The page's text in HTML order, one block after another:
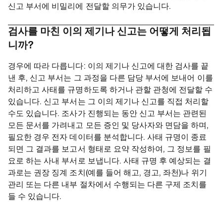
신고 부서에 비밀리에 전달할 의무가 있습니다.
검사를 마친 이의 제기나 신고는 어떻게 처리됩
니까?
경우에 따라 다릅니다: 이의 제기나 신고에 대한 검사를 끝
낸 후, 신고 부서는 그 과정을 다른 담당 부서에 보내어 이를
처리하고 사태를 규명하도록 하거나 관할 관청에 전달할 수
있습니다. 신고 부서는 그 이의 제기나 신고를 직접 처리할
수도 있습니다. 조사가 진행되는 동안 신고 부서는 관련된
모든 문서를 가려내고 모든 증인 및 당사자와 면담을 하며,
필요한 경우 전자 데이터를 분석합니다. 사태 규명이 종료
되면 그 결과를 보고서 형태로 요약 작성하여, 그 정보를 필
요로 하는 사내 부서로 보냅니다. 사태 규명 후 예상되는 결
과로는 권장 징계 조치(예를 들어 해고, 경고, 좌천)나 위기
관리 또는 다른 내부 절차에서 수행되는 다른 구제 조치를
들 수 있습니다.